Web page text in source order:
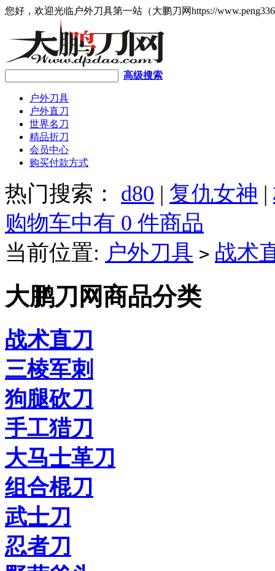
您好，欢迎光临户外刀具第一站（大鹏刀网https://
高级搜索
户外刀具
户外直刀
世界名刀
精品折刀
会员中心
购买付款方式
热门搜索： d80 | 复仇女神 |
购物车中有 0 件商品
当前位置: 户外刀具 > 战术
大鹏刀网商品分类
战术直刀
三棱军刺
狗腿砍刀
手工猎刀
大马士革刀
组合棍刀
武士刀
忍者刀